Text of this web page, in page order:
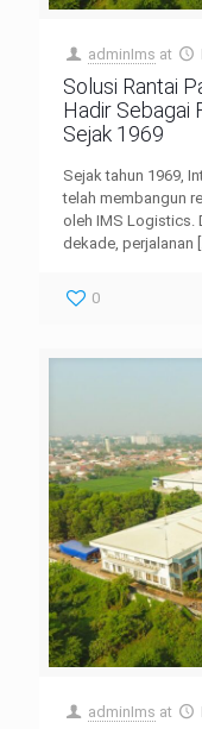
adminIms at
Solusi Rantai
Hadir Sebagai
Sejak 1969
Sejak tahun 1969,
telah membangun
oleh IMS Logistics.
dekade, perjalanan
0
adminIms at